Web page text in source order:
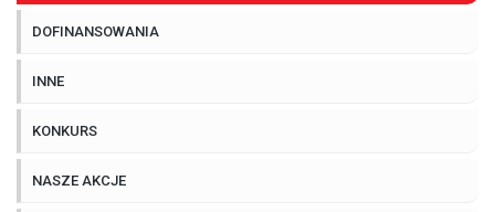
DOFINANSOWANIA
INNE
KONKURS
NASZE AKCJE